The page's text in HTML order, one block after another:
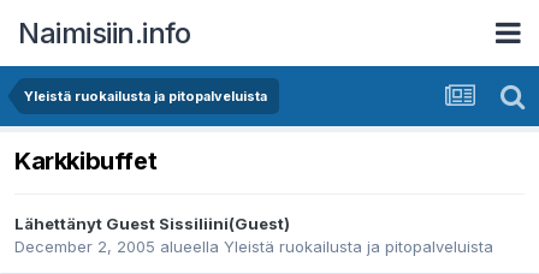
Naimisiin.info
Yleistä ruokailusta ja pitopalveluista
Karkkibuffet
Lähettänyt Guest Sissiliini(Guest)
December 2, 2005 alueella Yleistä ruokailusta ja pitopalveluista